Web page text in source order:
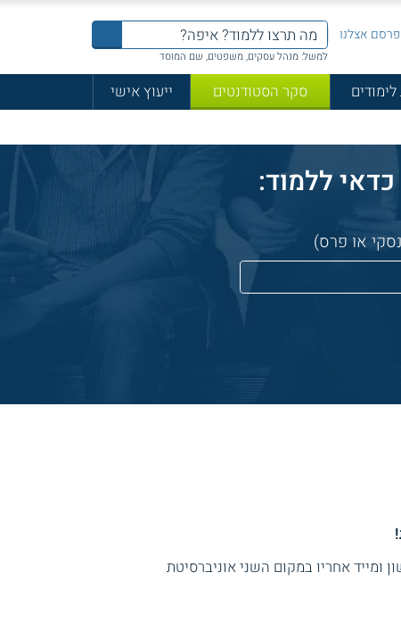
פרסם אצלנו
למשל: מנהל עסקים, משפטים, שם המוסד
סקר הסטודנטים
ייעוץ אישי
או פרס)
ומייד אחריו במקום השני אוניברסיטת